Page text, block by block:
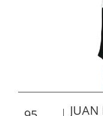
JUAN